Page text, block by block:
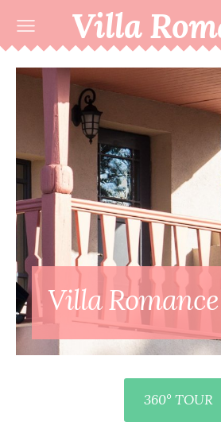
Villa
Villa Romance
360° TOUR